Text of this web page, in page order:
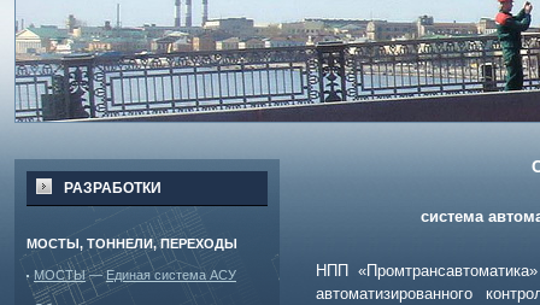
РАЗРАБОТКИ
МОСТЫ, ТОННЕЛИ, ПЕРЕХОДЫ
МОСТЫ—Единая система АСУ
система
НПП
автоматизированного